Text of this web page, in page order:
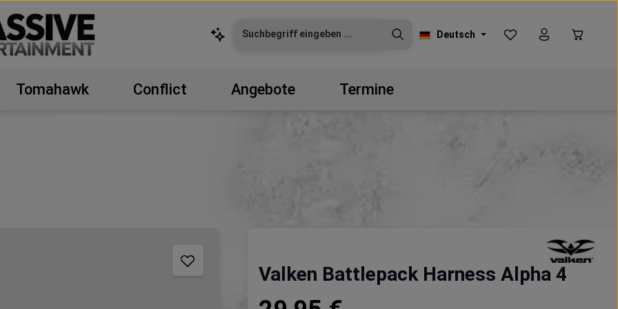
Deutsch
Du hast 0 Produkte
Tomahawk Conflict Angebote Termine
Valken Battlepack Harness Alpha 4